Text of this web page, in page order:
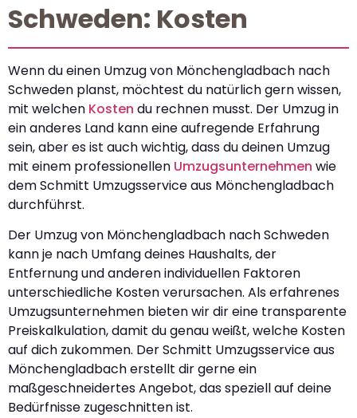
Schweden: Kosten
Wenn du einen Umzug von Mönchengladbach nach
Schweden planst, möchtest du natürlich gern wissen,
mit welchen Kosten du rechnen musst. Der Umzug in
ein anderes Land kann eine aufregende Erfahrung
sein, aber es ist auch wichtig, dass du deinen Umzug
mit einem professionellen Umzugsunternehmen wie
dem Schmitt Umzugsservice aus Mönchengladbach
durchführst.
Der Umzug von Mönchengladbach nach Schweden
kann je nach Umfang deines Haushalts, der
Entfernung und anderen individuellen Faktoren
unterschiedliche Kosten verursachen. Als erfahrenes
Umzugsunternehmen bieten wir dir eine transparente
Preiskalkulation, damit du genau weißt, welche Kosten
auf dich zukommen. Der Schmitt Umzugsservice aus
Mönchengladbach erstellt dir gerne ein
maßgeschneidertes Angebot, das speziell auf deine
Bedürfnisse zugeschnitten ist.